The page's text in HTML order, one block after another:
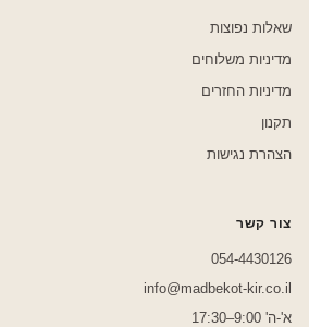
שאלות נפוצות
מדיניות משלוחים
מדיניות החזרים
תקנון
הצהרת נגישות
צור קשר
054-4430126
info@madbekot-kir.co.il
א'-ה' 9:00–17:30